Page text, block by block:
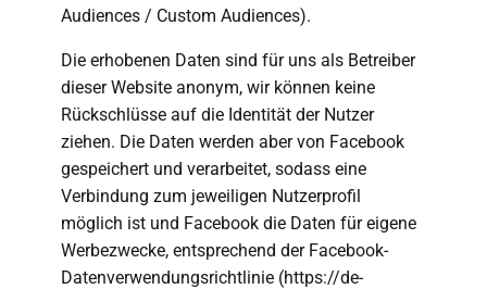
Audiences / Custom Audiences).
Die erhobenen Daten sind für uns als Betreiber
dieser Website anonym, wir können keine
Rückschlüsse auf die Identität der Nutzer
ziehen. Die Daten werden aber von Facebook
gespeichert und verarbeitet, sodass eine
Verbindung zum jeweiligen Nutzerprofil
möglich ist und Facebook die Daten für eigene
Werbezwecke, entsprechend der Facebook-
Datenverwendungsrichtlinie (https://de-